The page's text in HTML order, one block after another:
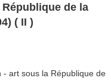
de la
( II )